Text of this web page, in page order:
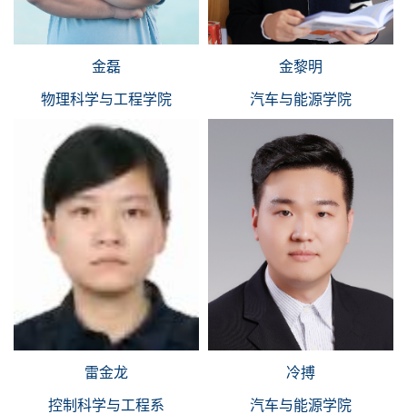
金磊
物理科学与工程学院
金黎明
汽车与能源学院
雷金龙
控制科学与工程系
冷搏
汽车与能源学院